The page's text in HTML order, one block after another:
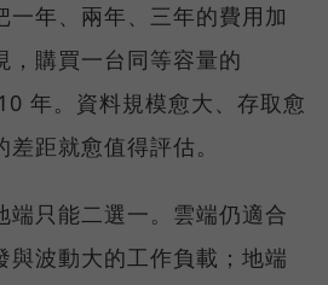
一年、兩年、三年的費用加
，購買一台同等容量的
年。資料規模愈大、存取愈
距就愈值得評估。
端只能二選一。雲端仍適合
與波動大的工作負載；地端